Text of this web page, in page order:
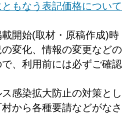
もなう表記価格について
開始(取材・原稿作成)時
変化、情報の変更などの
、利用前には必ずご確認
感染拡大防止の対策とし
から各種要請などがなさ